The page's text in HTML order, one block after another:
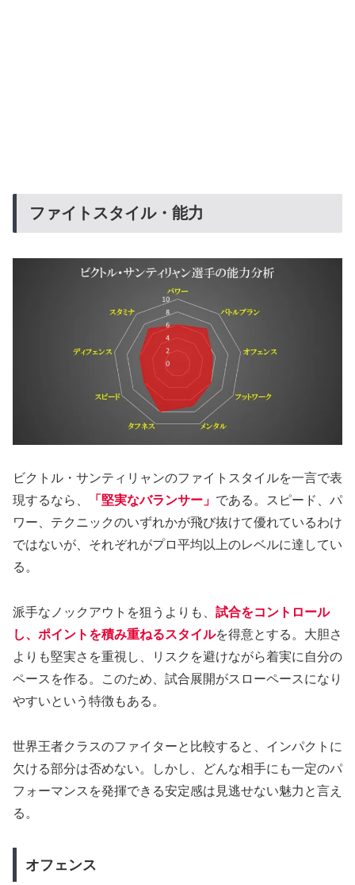
ファイトスタイル・能力
ビクトル・サンティリャンのファイトスタイルを一言で表
現するなら、
「堅実なバランサー」 である。スピード、パ
ワー、テクニックのいずれかが飛び抜けて優れているわけ
ではないが、それぞれがプロ平均以上のレベルに達してい
る。
派手なノックアウトを狙うよりも、 試合をコントロール
し、ポイントを積み重ねるスタイルを得意とする。大胆さ
よりも堅実さを重視し、リスクを避けながら着実に自分の
ペースを作る。このため、試合展開がスローペースになり
やすいという特徴もある。
世界王者クラスのファイターと比較すると、インパクトに
欠ける部分は否めない。しかし、どんな相手にも一定のパ
フォーマンスを発揮できる安定感は見逃せない魅力と言え
る。
オフェンス